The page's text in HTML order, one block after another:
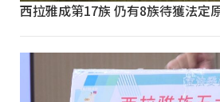
西拉雅成第17族 仍有8族待獲法定